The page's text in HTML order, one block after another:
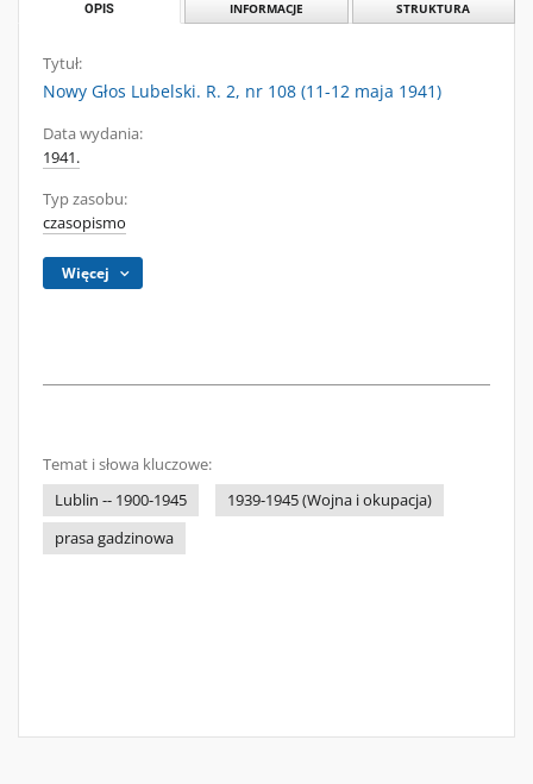
OPIS INFORMACJE STRUKTURA
Tytuł:
Nowy Głos Lubelski. R. 2, nr 108 (11-12 maja 1941)
Data wydania:
1941.
Typ zasobu:
czasopismo
Więcej
Temat i słowa kluczowe:
Lublin -- 1900-1945
1939-1945 (Wojna i okupacja)
prasa gadzinowa